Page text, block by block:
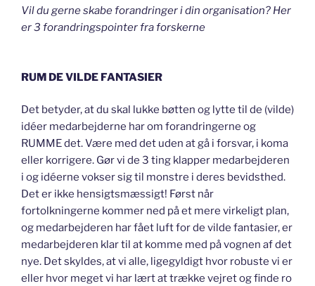
Vil du gerne skabe forandringer i din organisation? Her
er 3 forandringspointer fra forskerne
RUM DE VILDE FANTASIER
Det betyder, at du skal lukke bøtten og lytte til de (vilde)
idéer medarbejderne har om forandringerne og
RUMME det. Være med det uden at gå i forsvar, i koma
eller korrigere. Gør vi de 3 ting klapper medarbejderen
i og idéerne vokser sig til monstre i deres bevidsthed.
Det er ikke hensigtsmæssigt! Først når
fortolkningerne kommer ned på et mere virkeligt plan,
og medarbejderen har fået luft for de vilde fantasier, er
medarbejderen klar til at komme med på vognen af det
nye. Det skyldes, at vi alle, ligegyldigt hvor robuste vi er
eller hvor meget vi har lært at trække vejret og finde ro